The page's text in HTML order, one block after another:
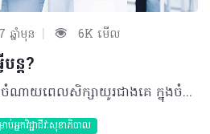
7 ឆ្នាំមុន | 6K មើល
ន្ត?
និស្សិតពេទ្យ ជានិសិ្សតដែលចំណាយពេលសិក្សាយូរជាងគេ ក្នុងចំណោមនិសិ្សតផ្សេងៗទាំងឡាយ ប៉ុន្តែក៏មានអ្នកចោទសួរផងដែរថា តើពេលរៀនចប់ មានកន្លែងណាខ្លះដែលអាចទៅបាន ឬតើគួរទៅណា។ ដូច្នេះ យើងនឹងបង្ហាញអ្នកគ្រប់គ្នាថា តើរៀនពេទ្យចប់ មានអ្វីធ្វើទៀត។ ១. ប្រលងចូលក្របខណ្ឌរដ្ឋ ជារៀងរាល់ឆ្នាំ ក្រសួងសុខាភិបាលតែងតែរៀបចំការប្រលងចូល ដើម្បីក្លាយជាគ្រូពេទ្យក្របខណ្ឌ ហើយការប្រលងនេះគឺមានមួយឆ្នាំម្ដងតែប៉ុណ្ណោះ។ សម្រាប់អ្នកដែលមានបំណងចង់ក្លាយជាបុគ្គលិកផ្នែកសុខាភិបាលសាធារណៈ អ្នកគួរត្រៀមឲ្យរួចរាល់ មុននឹងការប្រលងមកដល់ដូចជា ស្វែងរកវិញ្ញាសាចាស់ៗដែលធ្លាប់ចេញប្រលងពីមុន រំឭកមេរៀនពីដើមឆ្នាំសិក្សាមកវិញជាដើម និងតាមដានរាល់ព័ត៌មានទាក់ទងនឹងការប្រលងជាដើម។ សម្រាប់ការប្រលងនេះ គឺទាមទារឲ្យបេក្ខជនមានការតាំងចិត្តខ្ពស់ និងបានត្រៀមខ្លួនមុខរយៈពេលយូរឲ្យបានរួចជាស្រេច ទើបមានឱកាសជាប់ច្រើន។ ២. បើកគ្លីនិកផ្ទាល់ខ្លួន ក្នុងអំឡុងពេលសិក្សា និសិ្សតពេទ្យគ្រប់រូបច្បាស់ជាធ្លាប់ចុះកម្មសិក្សាផ្ទាល់ (ចុះស្ដារ) ជាមួយគ្រូពេទ្យនៅកន្លែងផ្សេងៗ ដែលមានបទពិសោធន៍យូរឆ្នាំផងដែរ។ ជាមួយគ្នានេះ កាលពីថ្ងៃទី១៣ ខែមករា ក្រុមការងារហេលស៍ថាម បានរៀបចំវគ្គសិក្សាខ្លីស្ដីអំពី «មូលដ្ឋានគ្រឹះសម្រាប់រៀបចំគម្រោងដំណើរការគ្លីនិក/មន្ទីរពេទ្យ» ដែលនិយាយអំពីកត្តាជំរុញ ការពង្រឹងគុណភាព ក៏ដូចជាស្តង់ដាររបស់ស្ថាប័នផ្តល់សេវាសុខាភិបាលមួយ និងជួយឲ្យអ្នកដែលមានគម្រោងចង់បើកមន្ទីរពេទ្យ/គ្លីនិក ស្វែងយល់បន្ថែមពីធាតុផ្សំសំខាន់ៗ ក្នុងការរៀបចំដំណើរការមន្ទីរពេទ្យ/គ្លីនិក ឲ្យបានជោគជ័យ ព្រមទាំងសិក្សាលើគំរូគម្រោងដំណើរការមន្ទីរពេទ្យ/គ្លីនិក ជាពិសេស ក៏មានការចែករំលែកបទពិសោធន៍ផ្ទាល់ ពីសំណាក់វាគ្មិនកិត្តិយស ដែលមានភាពជោគជ័យលើវិស័យនេះផងដែរ។ ដូចនេះ នៅពេលបញ្ចប់ការសិក្សា ប្រសិនបើអ្នកមានដើមទុនគ្រប់គ្រាន់ អ្នកអាចពិចារណាបើកគ្លីនិកផ្ទាល់ខ្លួនបាន ហើយអ្នកអាចស្វែងរក និងចូលរួមកម្មវិធីសិក្សាបែបនេះនៅថ្ងៃខាងមុខ ដើម្បីស្ដាប់ និងទទួលបទពិសោធន៍ពីវាគ្មិនគ្រប់រូបផងដែរ។ ៣. បន្ដការសិក្សា ប្រាកដជាមាននិសិ្សតមួយចំនួនចង់បន្តការសិក្សាឲ្យបានកាន់តែជ្រៅជ្រះថែមទៀត លើផ្នែកសុខាភិបាលនេះ មុននឹងមកចាប់អាជីពជាគ្រូពេទ្យជំនាញផ្នែកណាមួយ។ និសិ្សតអាចបន្តការសិក្សាលើជំនាញបន្ថែមក្នុងស្រុក ឬបន្ដការសិក្សានៅក្រៅប្រទេសលើជំនាញណាមួយ ឬរៀនបន្ថែមទៀត។ សម្រាប់អ្នកចង់បន្តការសិក្សានៅក្រៅប្រទេស យើងសូមណែនាំសាលាដែលល្បីខាងជំនាញសុខាភិបាលទាំង១០លើពិភពលោក ក្នុងនោះរួមមាន៖ • UCL (University College London) • Massachusetts Institute of Technology (MIT) • Yale University • University of California, Los Angeles (UCLA) • Karolinska Institute • Johns Hopkins University • Stanford University • University of Cambridge • University of Oxford • Harvard University។ ៤. បម្រើការងារនៅតាមមន្ទីរពេទ្យឯកជន ក្រោយបញ្ចប់ការសិក្សា និសិ្សតក៏អាចស្វែងរកការងារតាមគ្រឹះស្ថានឯកជនជាច្រើនផងដែរ ដើម្បីទុកជាបទពិសោធន៍ការងារ សម្រាប់ថ្ងៃមុខទៀត។ និសិ្សតនឹងរៀនសូត្របន្ថែមរាល់ចំណេះដឹងទាំងឡាយដែលមិនបានបង្រៀនក្នុងសាលា ដូចជាការដោះស្រាយជាមួយអ្នកជំងឺ ការប្រឈមមុខនឹងបញ្ហាភ្លាមៗ ការសម្រេចចិត្តឲ្យបានត្រឹមត្រូវ និងការតាមទាន់ប្រភេទជំងឺថ្មីៗជាដើម។ ៥. ចូលរួមការងារស័្មគ្រចិត្ត ចំពោះនិសិ្សតដែលមានគោលបំណងរួមចំណែកក្នុងការជួយសង្គម អាចចុះឈ្មោះជាគ្រូពេទ្យស្ម័គ្រចិត្ត ដើម្បីចែករំលែកដល់អ្នកដែលមិនមានលទ្ធភាពគ្រប់គ្រាន់។ អ្នកអាចជាអ្នកចុះជួយព្យាបាល ចុះបង្រៀនប្រជាពលរដ្ឋអំពីចំណេះដឹងទូទៅផ្នែកសុខភាពជាដើម។ ចំពោះការងារស្ម័គ្រចិត្ត ថ្វីត្បិតថាមិនបានប្រាក់កម្រៃ ឬបានតិច ប៉ុន្តែវាជួយក្នុងការលើកកេរ្ត៍ឈ្មោះ និងចូលរួមចំណែកជួយសង្គម ហើយវាផ្តល់អត្ថប្រយោជន៍ជាច្រើនផ្សេងទៀត មិនគួរឲ្យជឿ និងស្មានមិនដល់។ យើងសង្ឃឹមថា អត្ថបទមួយនេះនឹងជួយនិសិ្សតពេទ្យគ្រប់រូបអាចរកឃើញគោលដៅរបស់ខ្លួនឲ្យកាន់តែជាក់លាក់ និងច្បាស់លាស់ថែមទៀត។ ©2019 រក្សាសិទ្ធិគ្រប់យ៉ាង​ដោយ Healthtime Corporation ចំពោះគ្រប់អត្ថបទដោយគ្មានផ្នែកណាមួយត្រូវបោះពុម្ពផ្សាយចូល ប្រព័ន្ធអ៊ីនធឺណែតឧបករណ៍អេឡិចត្រូនិកអាត់ជាសំឡេងឬថតចំលងគ្រប់រូបភាពដោយគ្មានការអនុញ្ញាតឡើយ
ប់អ្នកវិជ្ជាជីវៈសុខាភិបាល